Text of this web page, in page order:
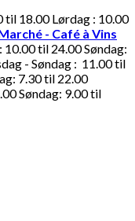
til 18.00 Lørdag : 10.00
- Café à Vins
til 24.00 Søndag:
- Søndag : 11.00 til
7.30 til 22.00
Søndag: 9.00 til